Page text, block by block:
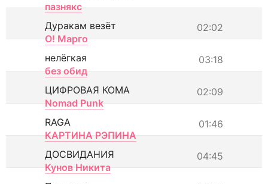
пазнякс
02:02
Дуракам везёт
О! Марго
03:18
нелёгкая
без обид
02:09
ЦИФРОВАЯ КОМА
Nomad Punk
01:46
RAGA
КАРТИНА РЭПИНА
04:45
ДОСВИДАНИЯ
Кунов Никита